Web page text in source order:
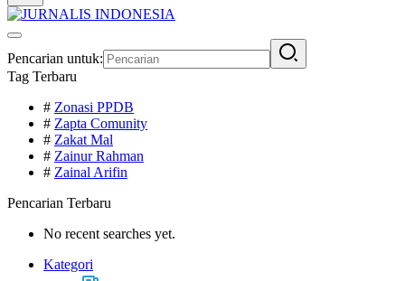
Pencarian untuk:
Tag Terbaru
# Zonasi PPDB
# Zapta Comunity
# Zakat Mal
# Zainur Rahman
# Zainal Arifin
Pencarian Terbaru
No recent searches yet.
Kategori